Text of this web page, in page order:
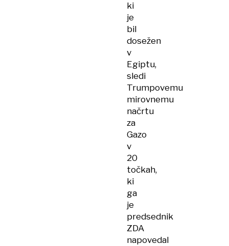
ki
je
bil
dosežen
v
Egiptu,
sledi
Trumpovemu
mirovnemu
načrtu
za
Gazo
v
20
točkah,
ki
ga
je
predsednik
ZDA
napovedal